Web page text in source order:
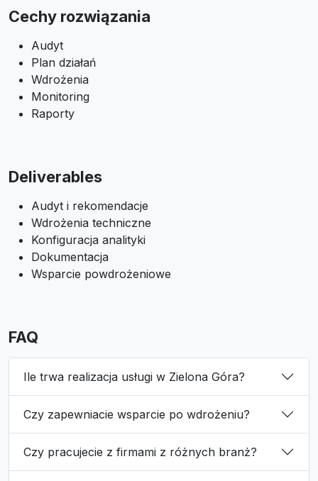
Cechy rozwiązania
Audyt
Plan działań
Wdrożenia
Monitoring
Raporty
Deliverables
Audyt i rekomendacje
Wdrożenia techniczne
Konfiguracja analityki
Dokumentacja
Wsparcie powdrożeniowe
FAQ
Ile trwa realizacja usługi w Zielona Góra?
Czy zapewniacie wsparcie po wdrożeniu?
Czy pracujecie z firmami z różnych branż?